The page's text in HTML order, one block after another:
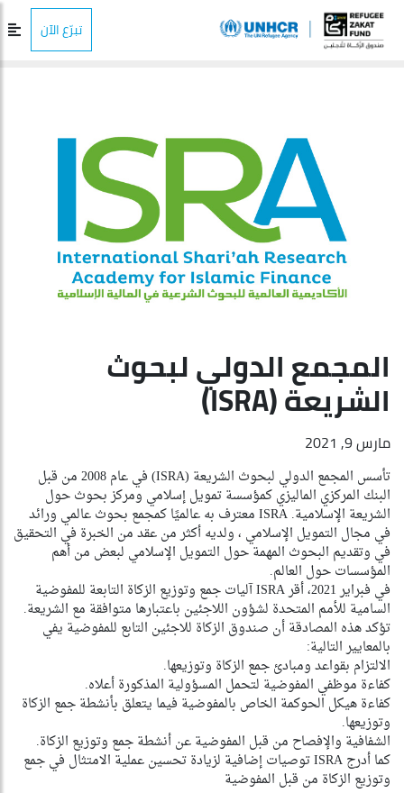
تبرّع الآن
المجمع الدولي لبحوث
الشريعة (ISRA)
مارس 9, 2021
تأسس المجمع الدولي لبحوث الشريعة (ISRA) في عام 2008 من قبل
البنك المركزي الماليزي كمؤسسة تمويل إسلامي ومركز بحوث حول
الشريعة الإسلامية. ISRA معترف به عالميًا كمجمع بحوث عالمي ورائد
في مجال التمويل الإسلامي ، ولديه أكثر من عقد من الخبرة في التحقيق
في وتقديم البحوث المهمة حول التمويل الإسلامي لبعض من أهم
المؤسسات حول العالم.
في فبراير 2021، أقر ISRA آليات جمع وتوزيع الزكاة التابعة للمفوضية
السامية للأمم المتحدة لشؤون اللاجئين باعتبارها متوافقة مع الشريعة.
تؤكد هذه المصادقة أن صندوق الزكاة للاجئين التابع للمفوضية يفي
بالمعايير التالية:
الالتزام بقواعد ومبادئ جمع الزكاة وتوزيعها.
كفاءة موظفي المفوضية لتحمل المسؤولية المذكورة أعلاه.
كفاءة هيكل الحوكمة الخاص بالمفوضية فيما يتعلق بأنشطة جمع الزكاة
وتوزيعها.
الشفافية والإفصاح من قبل المفوضية عن أنشطة جمع وتوزيع الزكاة.
كما أدرج ISRA توصيات إضافية لزيادة تحسين عملية الامتثال في جمع
وتوزيع الزكاة من قبل المفوضية